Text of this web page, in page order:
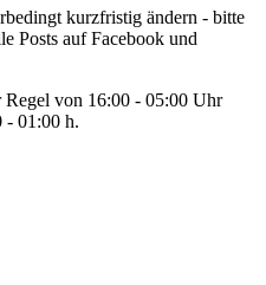
kurzfristig ändern - bitte
Posts auf Facebook und
von 16:00 - 05:00 Uhr
- 01:00 h.